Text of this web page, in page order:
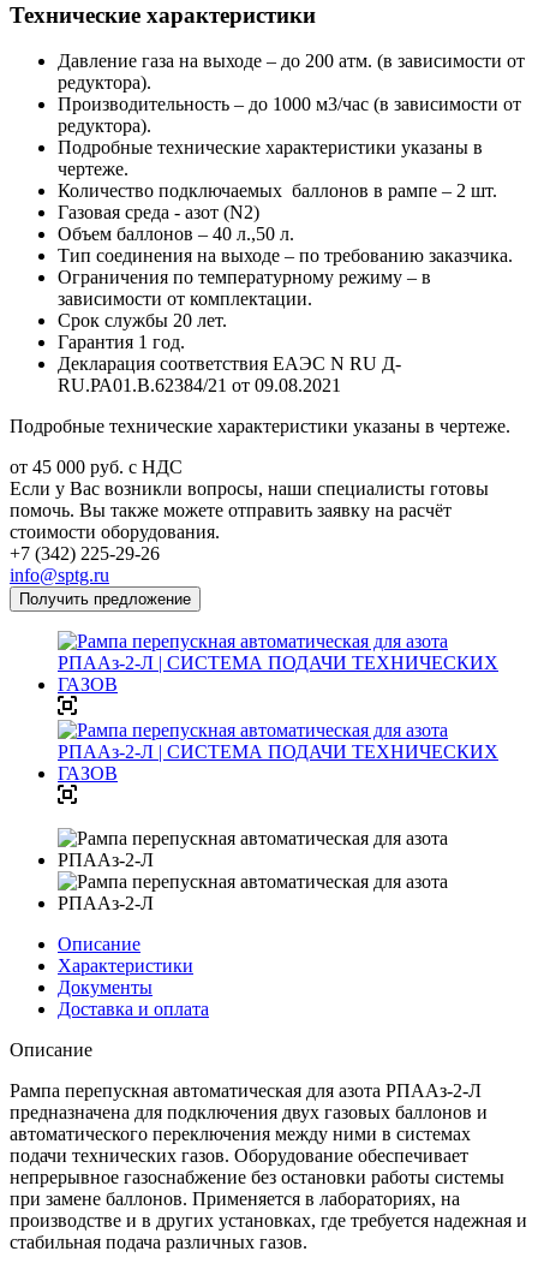
Технические характеристики
Давление газа на выходе – до 200 атм. (в зависимости от
редуктора).
Производительность – до 1000 м3/час (в зависимости от
редуктора).
Подробные технические характеристики указаны в
чертеже.
Количество подключаемых баллонов в рампе – 2 шт.
Газовая среда - азот (N2)
Объем баллонов – 40 л.,50 л.
Тип соединения на выходе – по требованию заказчика.
Ограничения по температурному режиму – в
зависимости от комплектации.
Срок службы 20 лет.
Гарантия 1 год.
Декларация соответствия ЕАЭС N RU Д-
RU.РА01.В.62384/21 от 09.08.2021
Подробные технические характеристики указаны в чертеже.
от 45 000 руб. с НДС
Если у Вас возникли вопросы, наши специалисты готовы
помочь. Вы также можете отправить заявку на расчёт
стоимости оборудования.
+7 (342) 225-29-26
info@sptg.ru
Получить предложение
Описание
Характеристики
Документы
Доставка и оплата
Описание
Рампа перепускная автоматическая для азота РПААз-2-Л
предназначена для подключения двух газовых баллонов и
автоматического переключения между ними в системах
подачи технических газов. Оборудование обеспечивает
непрерывное газоснабжение без остановки работы системы
при замене баллонов. Применяется в лабораториях, на
производстве и в других установках, где требуется надежная и
стабильная подача различных газов.